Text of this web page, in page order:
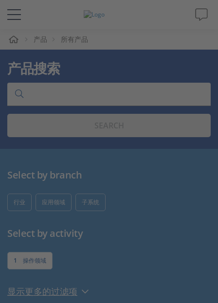
解决方案&产品
Support
视频
人才招聘
产品 所有产品
产品搜索
Select by branch
行业 应用领域 子系统
Select by activity
1 操作领域
显示更多的过滤项